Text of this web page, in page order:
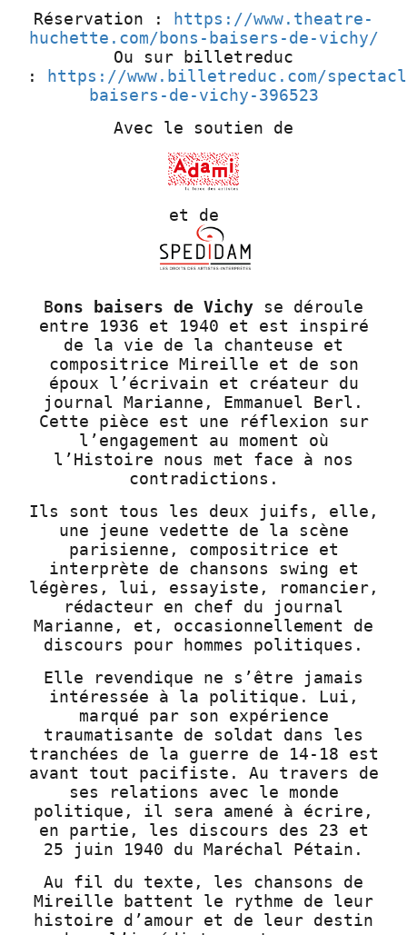
Réservation :
https://www.theatre-
huchette.com/bons-baisers-de-vichy/
Ou sur billetreduc
:
https://www.billetreduc.com/
baisers-de-vichy-396523
Avec le soutien de
et de
Bons baisers de Vichy se déroule
entre 1936 et 1940 et est inspiré
de la vie de la chanteuse et
compositrice Mireille et de son
époux l’écrivain et créateur du
journal Marianne, Emmanuel Berl.
Cette pièce est une réflexion sur
l’engagement au moment où
l’Histoire nous met face à nos
contradictions.
Ils sont tous les deux juifs, elle,
une jeune vedette de la scène
parisienne, compositrice et
interprète de chansons swing et
légères, lui, essayiste, romancier,
rédacteur en chef du journal
Marianne, et, occasionnellement de
discours pour hommes politiques.
Elle revendique ne s’être jamais
intéressée à la politique. Lui,
marqué par son expérience
traumatisante de soldat dans les
tranchées de la guerre de 14-18 est
avant tout pacifiste. Au travers de
ses relations avec le monde
politique, il sera amené à écrire,
en partie, les discours des 23 et
25 juin 1940 du Maréchal Pétain.
Au fil du texte, les chansons de
Mireille battent le rythme de leur
histoire d’amour et de leur destin